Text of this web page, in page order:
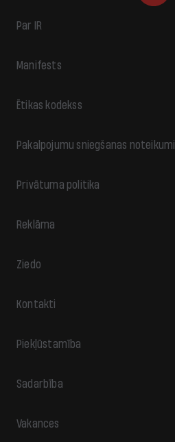
Par IR
Manifests
Ētikas kodekss
Pakalpojumu sniegšanas noteikumi
Privātuma politika
Reklāma
Ziedo
Kontakti
Piekļūstamība
Sadarbība
Vakances